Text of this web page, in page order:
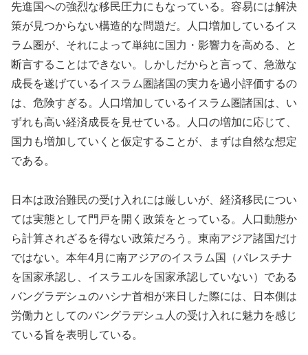
先進国への強烈な移民圧力にもなっている。容易には解決
策が見つからない構造的な問題だ。人口増加しているイス
ラム圏が、それによって単純に国力・影響力を高める、と
断言することはできない。しかしだからと言って、急激な
成長を遂げているイスラム圏諸国の実力を過小評価するの
は、危険すぎる。人口増加しているイスラム圏諸国は、い
ずれも高い経済成長を見せている。人口の増加に応じて、
国力も増加していくと仮定することが、まずは自然な想定
である。
日本は政治難民の受け入れには厳しいが、経済移民につい
ては実態として門戸を開く政策をとっている。人口動態か
ら計算されざるを得ない政策だろう。東南アジア諸国だけ
ではない。本年4月に南アジアのイスラム国（パレスチナ
を国家承認し、イスラエルを国家承認していない）である
バングラデシュのハシナ首相が来日した際には、日本側は
労働力としてのバングラデシュ人の受け入れに魅力を感じ
ている旨を表明している。